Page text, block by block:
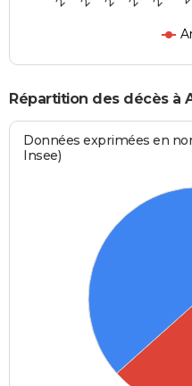
Répartition des décès à
Données exprimées en
Insee)